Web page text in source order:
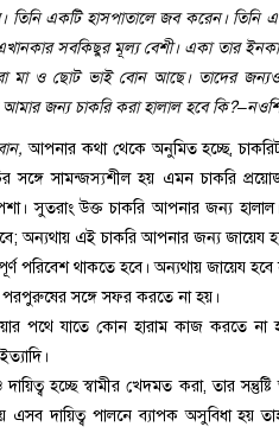
তিনি একটি হাসপাতালে জব করেন।
সবকিছুর মূল্য বেশী। একা তার
মা ও ছোট ভাই বোন আছে। তাদের
আমার জন্য চাকরি করা হালাল হবে
আপনার কথা থেকে অনুমিত হচ্ছে,
সঙ্গে সামন্জস্যশীল হয় এমন চাকরি
সুতরাং উক্ত চাকরি আপনার জন্য
অন্যথায় এই চাকরি আপনার জন্য জায়েয
পরিবেশ থাকতে হবে। অন্যথায় জায়েয হবে
পরপুরুষের সঙ্গে সফর করতে না হয়।
পথে যাতে কোন হারাম কাজ করতে না
হচ্ছে স্বামীর খেদমত করা, তার
এসব দায়িত্ব পালনে ব্যাপক অসুবিধা হয়